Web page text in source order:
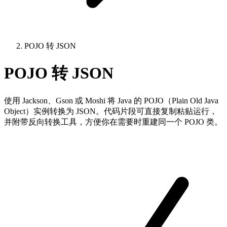
POJO 转 JSON
POJO 转 JSON
使用 Jackson、Gson 或 Moshi 将 Java 的 POJO（Plain Old Java
Object）实例转换为 JSON。代码片段可直接复制粘贴运行，
并附带反向转换工具，方便你在需要时重建同一个 POJO 类。